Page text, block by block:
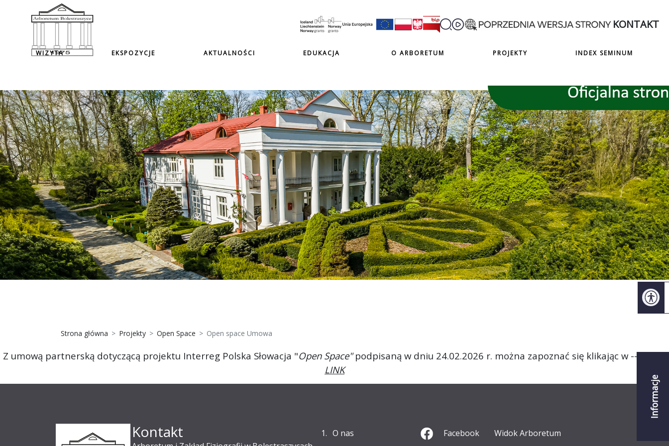
KONTAKT
WIZYTA EKSPOZYCJE AKTUALNOŚCI EDUKACJA O ARBORETUM PROJEKTY INDEX SEMINUM
Informacje
Strona główna Projekty Open Space Open space Umowa
Z umową partnerską dotyczącą projektu Interreg Polska Słowacja "Open Space"podpisaną w dniu 24.02.2026 r. można zapoznać się klikając w --->TEN
LINK
Kontakt O nas Facebook Widok Arboretum